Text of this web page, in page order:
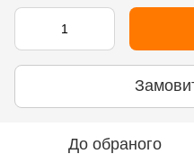
До обраного